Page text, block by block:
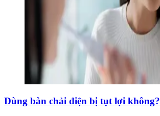
Dùng bàn chải điện bị tụt lợi không?